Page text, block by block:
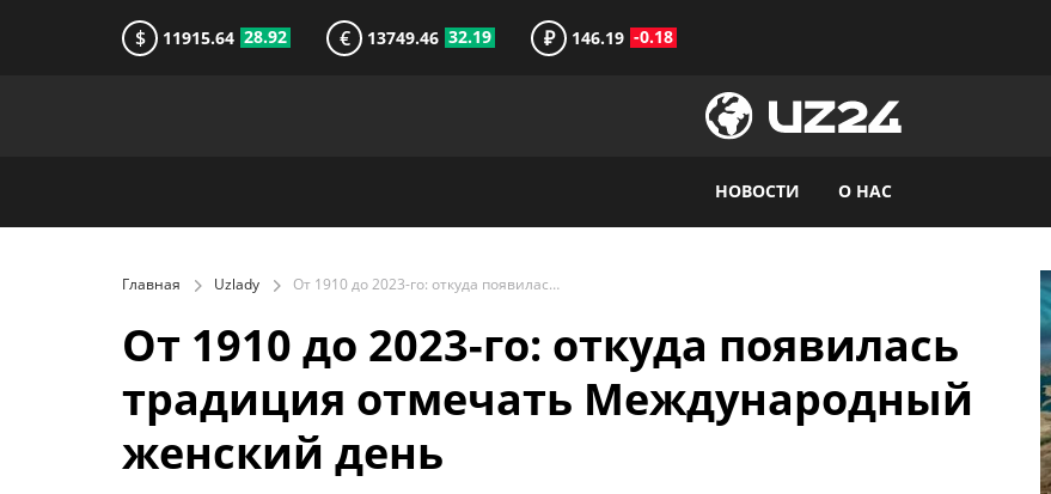
$ 11915.64 28.92 € 13749.46 32.19 ₽ 146.19 -0.18
НОВОСТИ О НАС
Главная Uzlady От 1910 до 2023-го: откуда появилась традиция отмечать Международный женский день
От 1910 до 2023-го: откуда появилась
традиция отмечать Международный
женский день